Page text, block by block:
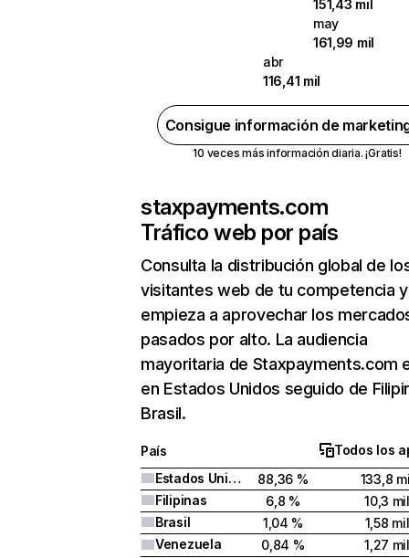
151,43 mil
may
161,99 mil
abr
116,41 mil
Consigue información de
10 veces más información diaria. ¡Gratis!
staxpayments.com
Tráfico web por país
Consulta la distribución global de
visitantes web de tu competencia y
empieza a aprovechar los
pasados por alto. La audiencia
mayoritaria de Staxpayments.com
en Estados Unidos seguido de
Brasil.
País
Todos los
Estados Unidos
88,36 %
133,8
Filipinas
6,8 %
10,3 mil
Brasil
1,04 %
1,58 mil
Venezuela
0,84 %
1,27 mil